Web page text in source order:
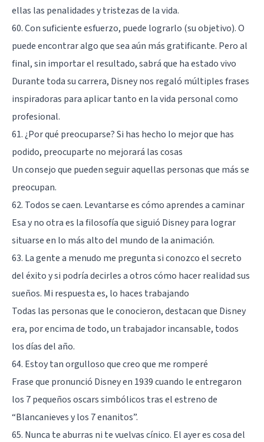
ellas las penalidades y tristezas de la vida.
60. Con suficiente esfuerzo, puede lograrlo (su objetivo). O
puede encontrar algo que sea aún más gratificante. Pero al
final, sin importar el resultado, sabrá que ha estado vivo
Durante toda su carrera, Disney nos regaló múltiples frases
inspiradoras para aplicar tanto en la vida personal como
profesional.
61. ¿Por qué preocuparse? Si has hecho lo mejor que has
podido, preocuparte no mejorará las cosas
Un consejo que pueden seguir aquellas personas que más se
preocupan.
62. Todos se caen. Levantarse es cómo aprendes a caminar
Esa y no otra es la filosofía que siguió Disney para lograr
situarse en lo más alto del mundo de la animación.
63. La gente a menudo me pregunta si conozco el secreto
del éxito y si podría decirles a otros cómo hacer realidad sus
sueños. Mi respuesta es, lo haces trabajando
Todas las personas que le conocieron, destacan que Disney
era, por encima de todo, un trabajador incansable, todos
los días del año.
64. Estoy tan orgulloso que creo que me romperé
Frase que pronunció Disney en 1939 cuando le entregaron
los 7 pequeños oscars simbólicos tras el estreno de
“Blancanieves y los 7 enanitos”.
65. Nunca te aburras ni te vuelvas cínico. El ayer es cosa del